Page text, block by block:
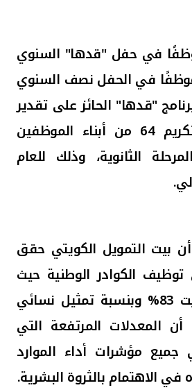
تكريم 232 موظفًا في حفل "قدها" السنوي
2024 و155 موظفًا في الحفل نصف السنوي
ضمن برنامج "قدها" الحائز على تقدير
عالمي. كما تم تكريم 64 من أبناء الموظفين
الثانوية، وذلك للعام
.
بيت التمويل الكويتي حقق
توظيف الكوادر الوطنية حيث
وبنسبة تمثيل نسائي
المعدلات المرتفعة التي
مؤشرات أداء الموارد
في الاهتمام بالثروة البشرية.